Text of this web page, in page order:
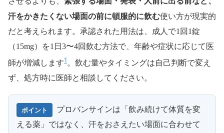
汗をかきたくない場面の前に頓服的に飲む使い方が現実的
だと考えられます。承認された用法は、成人で1回1錠
（15mg）を1日3〜4回飲む方法で、年齢や症状に応じて医
師が増減します1。飲む量やタイミングは自己判断で変え
ず、処方時に医師と相談してください。
ポイント
プロバンサインは「飲み続けて体質を変
える薬」ではなく、汗をおさえたい場面に合わせて